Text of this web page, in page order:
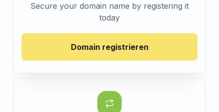
Secure your domain name by registering it
today
Domain registrieren